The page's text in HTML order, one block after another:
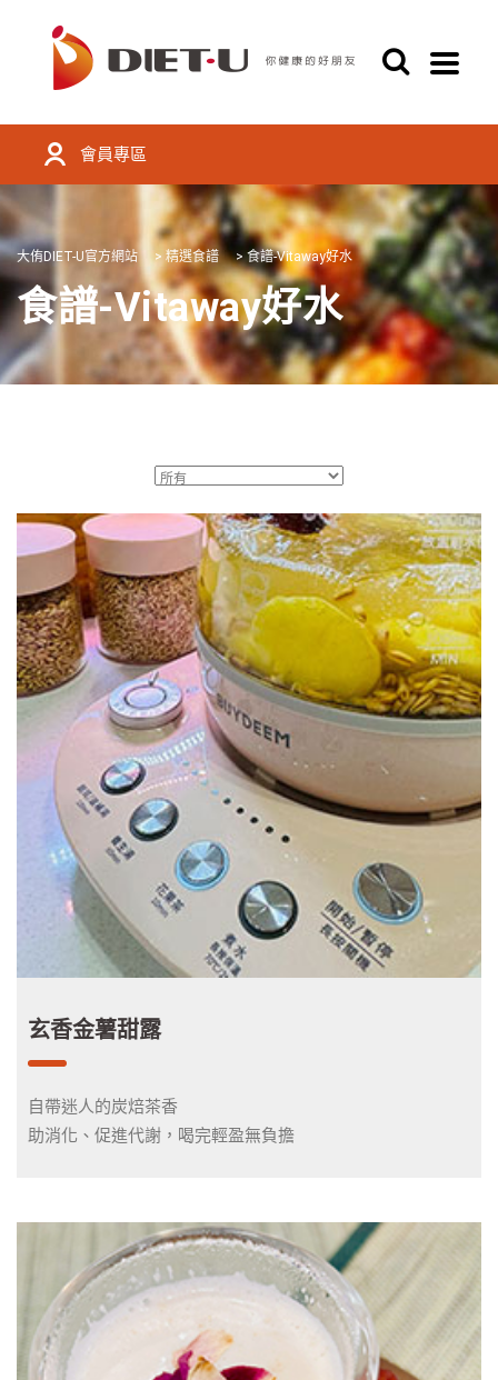
會員專區
大侑DIET-U官方網站 > 精選食譜 >食譜-Vitaway好水
食譜-Vitaway好水
玄香金薯甜露
自帶迷人的炭焙茶香
助消化、促進代謝，喝完輕盈無負擔